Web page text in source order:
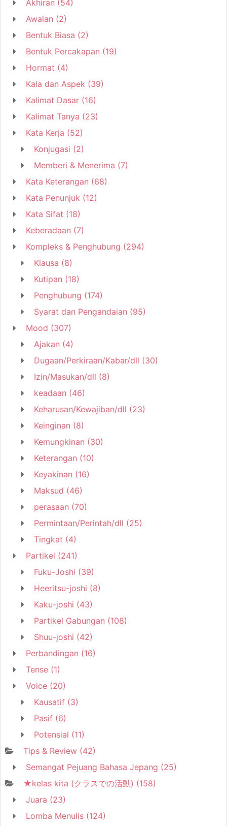
Akhiran (54)
Awalan (2)
Bentuk Biasa (2)
Bentuk Percakapan (19)
Hormat (4)
Kala dan Aspek (39)
Kalimat Dasar (16)
Kalimat Tanya (23)
Kata Kerja (52)
Konjugasi (2)
Memberi & Menerima (7)
Kata Keterangan (68)
Kata Penunjuk (12)
Kata Sifat (18)
Keberadaan (7)
Kompleks & Penghubung (294)
Klausa (8)
Kutipan (18)
Penghubung (174)
Syarat dan Pengandaian (95)
Mood (307)
Ajakan (4)
Dugaan/Perkiraan/Kabar/dll (30)
Izin/Masukan/dll (8)
keadaan (46)
Keharusan/Kewajiban/dll (23)
Keinginan (8)
Kemungkinan (30)
Keterangan (10)
Keyakinan (16)
Maksud (46)
perasaan (70)
Permintaan/Perintah/dll (25)
Tingkat (4)
Partikel (241)
Fuku-Joshi (39)
Heeritsu-joshi (8)
Kaku-joshi (43)
Partikel Gabungan (108)
Shuu-joshi (42)
Perbandingan (16)
Tense (1)
Voice (20)
Kausatif (3)
Pasif (6)
Potensial (11)
Tips & Review (42)
Semangat Pejuang Bahasa Jepang (25)
★kelas kita (クラスでの活動) (158)
Juara (23)
Lomba Menulis (124)